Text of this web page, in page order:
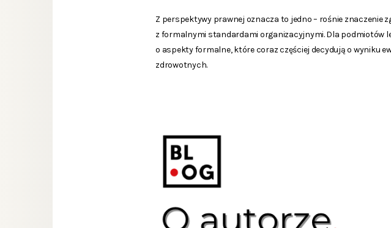
Z perspektywy prawnej oznacza to jedno – rośnie znaczenie
z formalnymi standardami organizacyjnymi. Dla podmiotów
o aspekty formalne, które coraz częściej decydują o wyniku
zdrowotnych.